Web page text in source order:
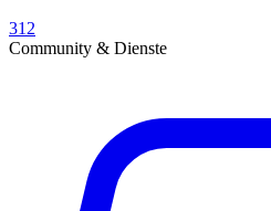
312
Community & Dienste